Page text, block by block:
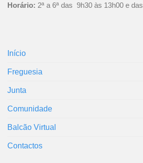
Horário: 2ª a 6ª das 9h30 às 13h00 e
Início
Freguesia
Junta
Comunidade
Balcão Virtual
Contactos